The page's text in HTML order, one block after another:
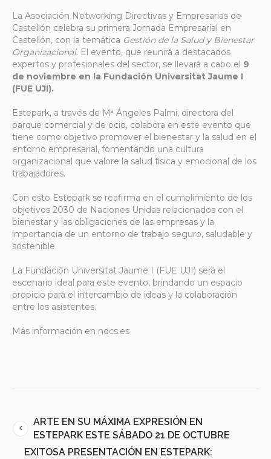
La Asociación Networking Directivas y Empresarias de
Castellón celebra su primera Jornada Empresarial en
Castellón, con la temática Gestión de la Salud y Bienestar
Organizacional. El evento, que reunirá a destacados
expertos y profesionales del sector, se llevará a cabo el 9
de noviembre en la Fundación Universitat Jaume I
(FUE UJI).
Estepark, a través de Mª Ángeles Palmi, directora del
parque comercial y de ocio, colabora en este evento que
tiene como objetivo promover el bienestar y la salud en el
entorno empresarial, fomentando una cultura
organizacional que valore la salud física y emocional de los
trabajadores.
Con esto Estepark se reafirma en el cumplimiento de los
objetivos 2030 de Naciones Unidas relacionados con el
bienestar y las obligaciones de las empresas y la
importancia de un entorno de trabajo seguro, saludable y
sostenible.
La Fundación Universitat Jaume I (FUE UJI) será el
escenario ideal para este evento, brindando un espacio
propicio para el intercambio de ideas y la colaboración
entre los asistentes.
Más información en ndcs.es
ARTE EN SU MÁXIMA EXPRESIÓN EN
ESTEPARK ESTE SÁBADO 21 DE OCTUBRE
EXITOSA PRESENTACIÓN EN ESTEPARK: